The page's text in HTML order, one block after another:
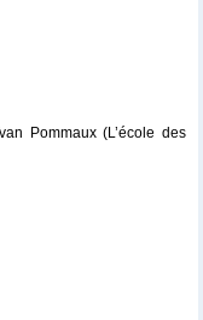
Pommaux (L’école des